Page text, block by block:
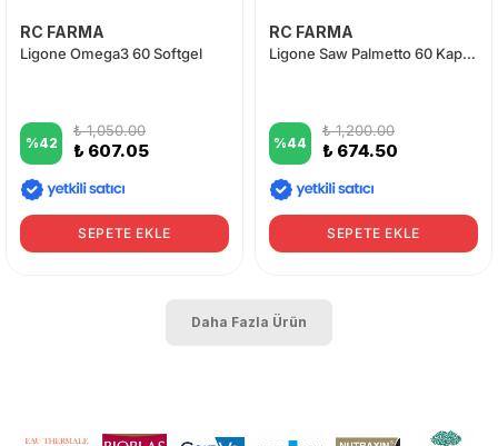
RC FARMA
Ligone Omega3 60 Softgel
%42
₺ 1,050.00
₺ 607.05
SEPETE EKLE
RC FARMA
Ligone Saw Palmetto 60 Kapsül
%44
₺ 1,200.00
₺ 674.50
SEPETE EKLE
Daha Fazla Ürün